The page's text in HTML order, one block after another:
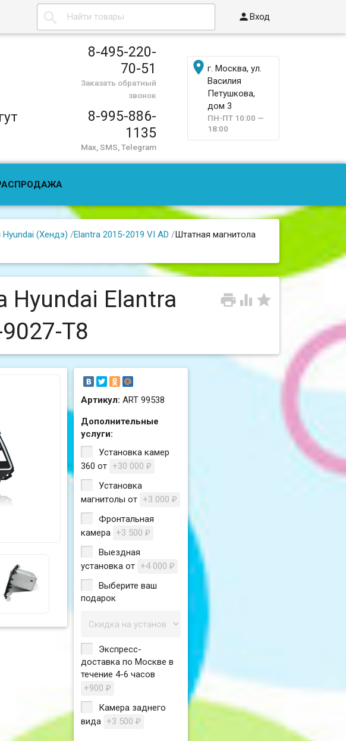
 Вход
8-495-220-
70-51
Заказать обратный
звонок
8-995-886-
1135
Max, SMS, Telegram
г. Москва, ул.
Василия
Петушкова,
дом 3
ПН-ПТ 10:00 —
18:00
(Хендэ) /Elantra 2015-2019 VI AD /Штатная магнитола
  
Hyundai Elantra
T8
Артикул:ART 99538
Дополнительные
услуги:
Установка камер
360 от +30 000₽
Установка
магнитолы от +3 000₽
Фронтальная
камера +3 500₽
Выездная
установка от +4 000₽
Выберите ваш
подарок
Экспресс-
доставка по Москве в
течение 4-6 часов
+900₽
Камера заднего
вида +3 500₽